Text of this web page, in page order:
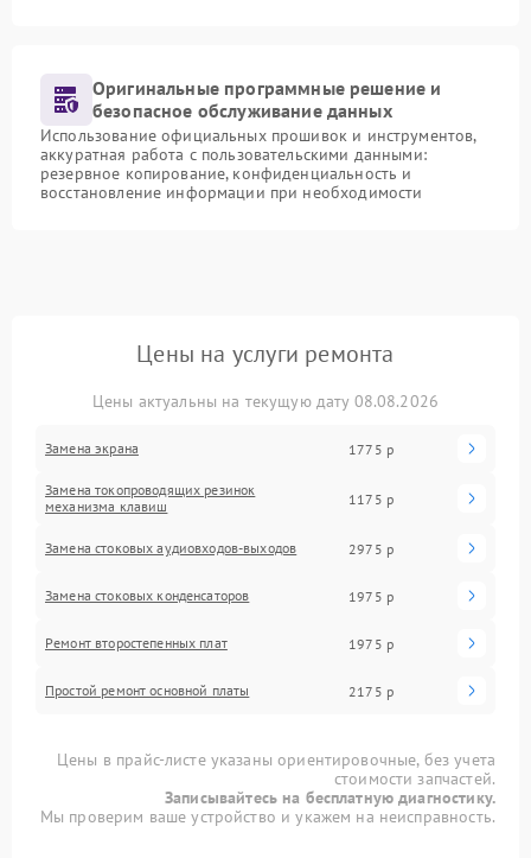
Оригинальные программные решение и
безопасное обслуживание данных
Использование официальных прошивок и инструментов,
аккуратная работа с пользовательскими данными:
резервное копирование, конфиденциальность и
восстановление информации при необходимости
Цены на услуги ремонта
Цены актуальны на текущую дату 08.08.2026
Замена экрана 1775 р
Замена токопроводящих резинок
механизма клавиш
1175 р
Замена стоковых аудиовходов-выходов 2975 р
Замена стоковых конденсаторов 1975 р
Ремонт второстепенных плат 1975 р
Простой ремонт основной платы 2175 р
Цены в прайс-листе указаны ориентировочные, без учета
стоимости запчастей.
Записывайтесь на бесплатную диагностику.
Мы проверим ваше устройство и укажем на неисправность.